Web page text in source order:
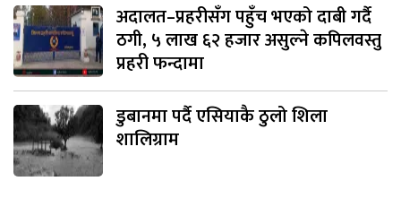
अदालत–प्रहरीसँग पहुँच भएको दाबी गर्दै
ठगी, ५ लाख ६२ हजार असुल्ने कपिलवस्तु
प्रहरी फन्दामा
डुबानमा पर्दै एसियाकै ठुलो शिला
शालिग्राम